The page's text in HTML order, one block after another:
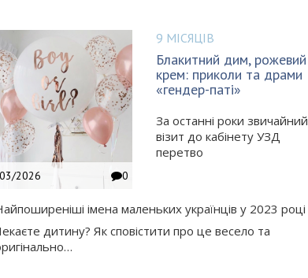
2026 0
9 МІСЯЦІВ
Блакитний дим, рожевий
крем: приколи та драми
«гендер-паті»
За останні роки звичайний
візит до кабінету УЗД
перетво
імена маленьких українців у 2023 році
дитину? Як сповістити про це весело та